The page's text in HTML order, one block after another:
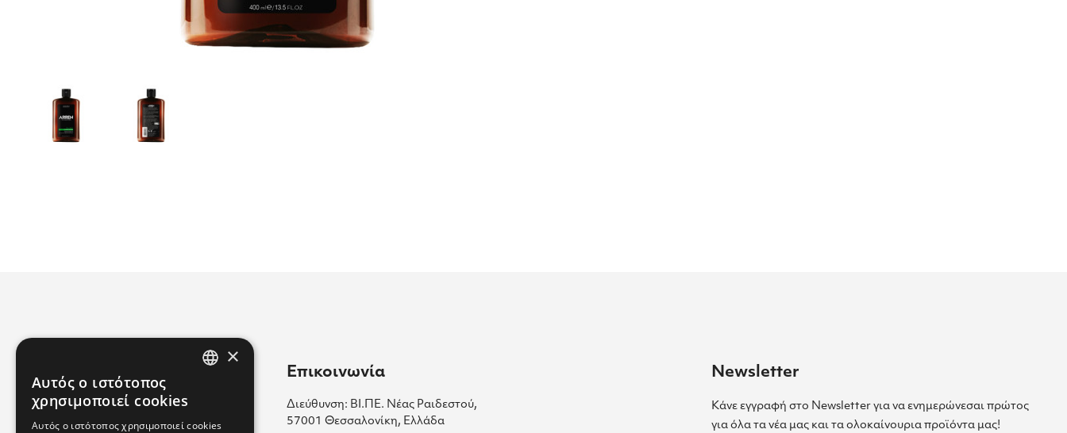
Χρήσιμοι Σύνδεσμοι
Επικοινωνία
Επικοινωνία
Διεύθυνση: ΒΙ.ΠΕ. Νέας Ραιδεστού,
57001 Θεσσαλονίκη, Ελλάδα
Newsletter
Κάνε εγγραφή στο Newsletter για να ενημερώνεσαι πρώτος
για όλα τα νέα μας και τα ολοκαίνουρια προϊόντα μας!
×
Αυτός ο ιστότοπος
χρησιμοποιεί cookies
Αυτός ο ιστότοπος χρησιμοποιεί cookies